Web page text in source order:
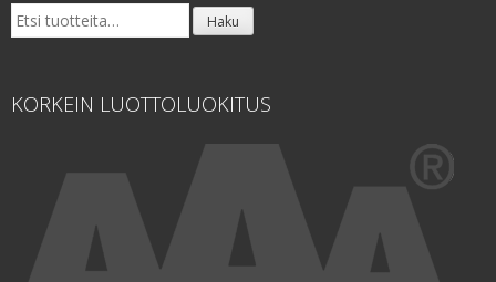
Etsi: Haku
KORKEIN LUOTTOLUOKITUS